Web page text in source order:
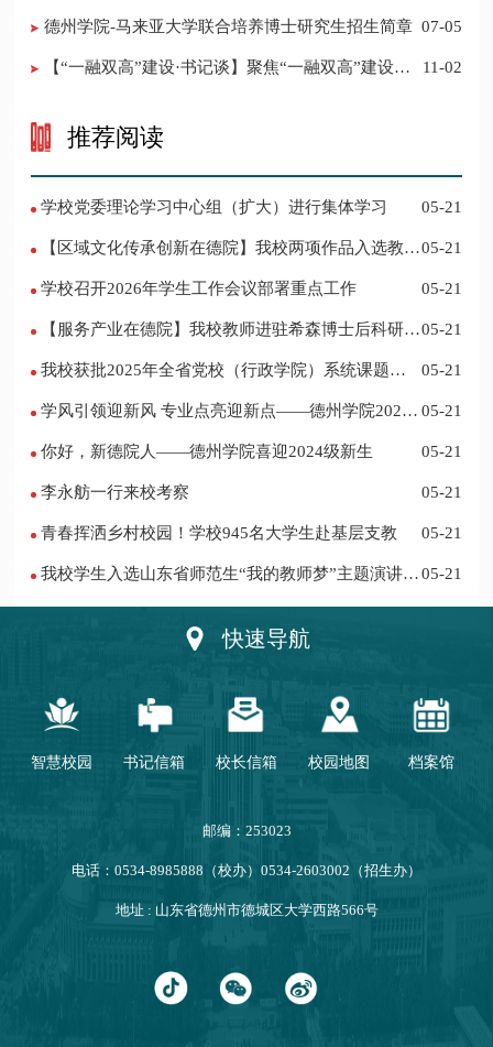
德州学院-马来亚大学联合培养博士研究生招生简章 07-05
11-02
推荐阅读
学校党委理论学习中心组（扩大）进行集体学习 05-21
05-21
学校召开2026年学生工作会议部署重点工作 05-21
05-21
我校获批2025年全省党校（行政学院）系统课题立
05-21
学风引领迎新风 专业点亮迎新点——德州学院2024
05-21
你好，新德院人——德州学院喜迎2024级新生 05-21
李永舫一行来校考察 05-21
青春挥洒乡村校园！学校945名大学生赴基层支教 05-21
我校学生入选山东省师范生“我的教师梦”主题演讲活
05-21
快速导航
智慧校园 书记信箱 校长信箱 校园地图 档案馆
邮编：253023
电话：0534-8985888（校办）0534-2603002（招生办）
地址 : 山东省德州市德城区大学西路566号